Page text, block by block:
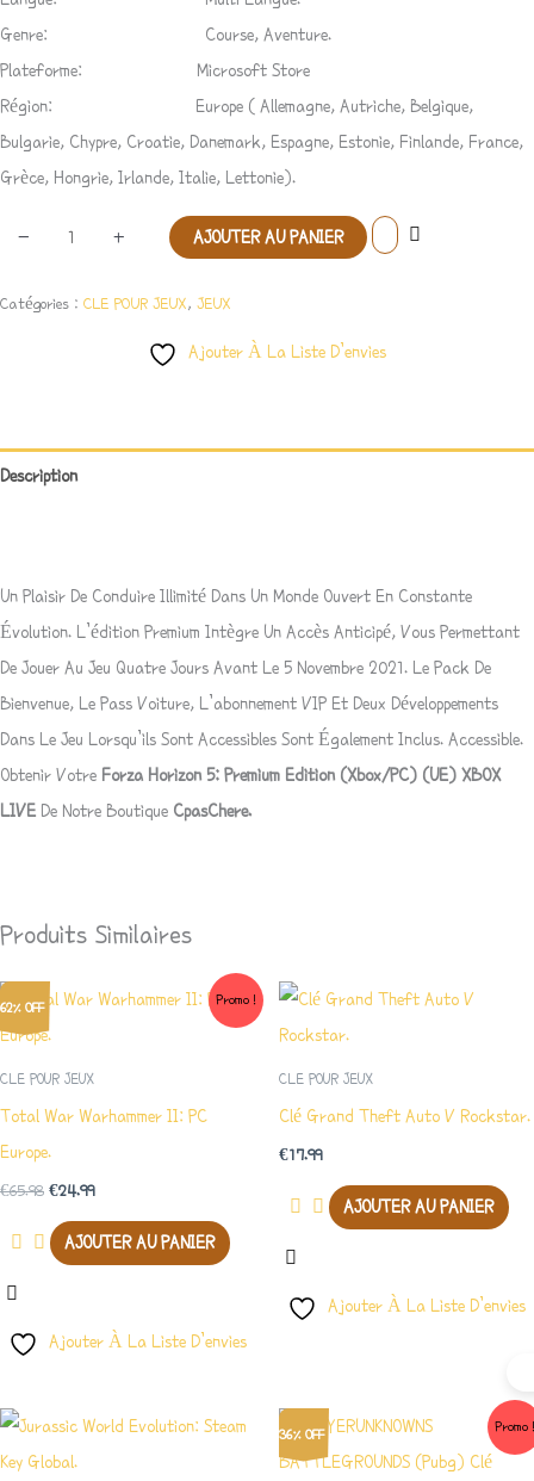
Genre: Course, Aventure.
Plateforme: Microsoft Store
Région: Europe ( Allemagne, Autriche, Belgique,
Bulgarie, Chypre, Croatie, Danemark, Espagne, Estonie, Finlande, France,
Grèce, Hongrie, Irlande, Italie, Lettonie).
-
Europe.
+ AJOUTER AU PANIER
Catégories : CLE POUR JEUX, JEUX
Ajouter À La Liste D’envies
Description
Un Plaisir De Conduire Illimité Dans Un Monde Ouvert En Constante
Évolution. L’édition Premium Intègre Un Accès Anticipé, Vous Permettant
De Jouer Au Jeu Quatre Jours Avant Le 5 Novembre 2021. Le Pack De
Bienvenue, Le Pass Voiture, L’abonnement VIP Et Deux Développements
Dans Le Jeu Lorsqu’ils Sont Accessibles Sont Également Inclus. Accessible.
Obtenir Votre Forza Horizon 5: Premium Edition (Xbox/PC) (UE) XBOX
LIVE De Notre Boutique CpasChere.
Produits Similaires
62% OFF
Promo !
CLE POUR JEUX
Total War Warhammer II: PC
Europe.
€65.98
Le
Prix
Initial
€65.98.
€24.99
Le
€24.99.
AJOUTER AU PANIER
Ajouter À La Liste D’envies
CLE POUR JEUX
Clé Grand Theft Auto V Rockstar.
€17.99
AJOUTER AU PANIER
Ajouter À La Liste D’envies
36% OFF
Promo !
Le
Prix
Initial
Le
Actuel